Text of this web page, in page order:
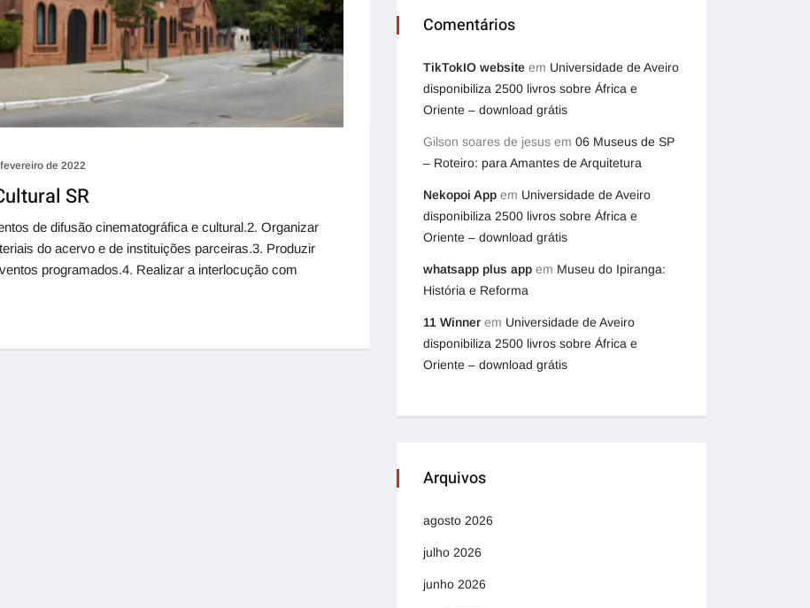
de 2022
SR
de difusão cinematográfica e cultural.2. Organizar
do acervo e de instituições parceiras.3. Produzir
programados.4. Realizar a interlocução com
Comentários
TikTokIO website em Universidade de Aveiro
disponibiliza 2500 livros sobre África e
Oriente – download grátis
Gilson soares de jesus em 06 Museus de SP
– Roteiro: para Amantes de Arquitetura
Nekopoi App em Universidade de Aveiro
disponibiliza 2500 livros sobre África e
Oriente – download grátis
whatsapp plus app em Museu do Ipiranga:
História e Reforma
11 Winner em Universidade de Aveiro
disponibiliza 2500 livros sobre África e
Oriente – download grátis
Arquivos
agosto 2026
julho 2026
junho 2026